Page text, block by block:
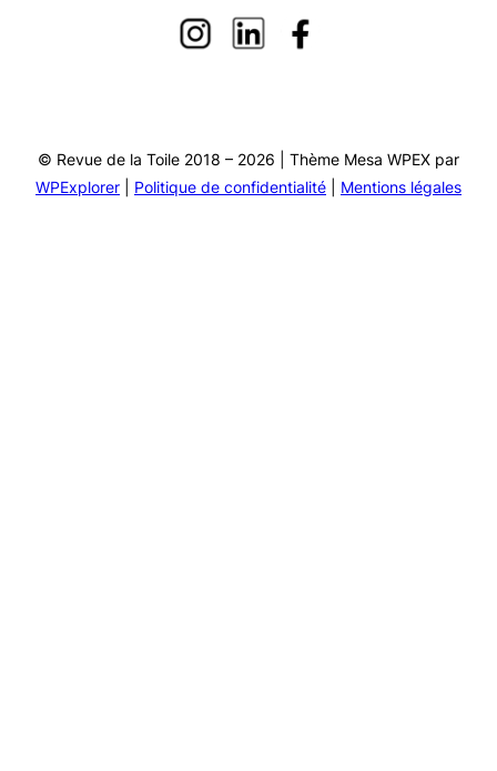
© Revue de la Toile 2018 – 2026 | Thème Mesa WPEX par
WPExplorer
Politique de confidentialité Mentions légales